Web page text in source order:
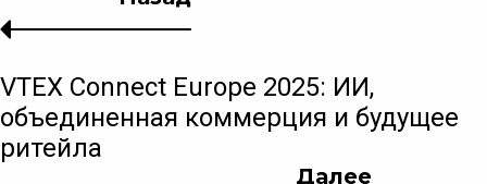
Далее
VTEX Connect Europe 2025: ИИ,
объединенная коммерция и будущее
ритейла